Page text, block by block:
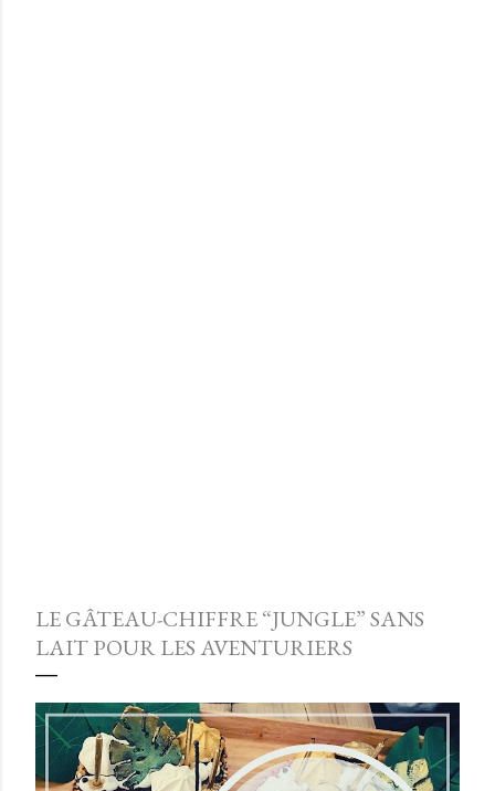
LE GÂTEAU-CHIFFRE “JUNGLE” SANS
LAIT POUR LES AVENTURIERS